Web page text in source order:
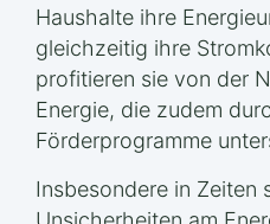
Haushalte ihre
gleichzeitig ihre
profitieren sie von der
Energie, die zudem
Förderprogramme
Insbesondere in Zeiten